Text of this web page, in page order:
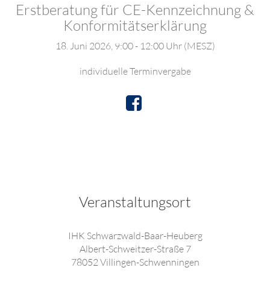
Erstberatung für CE-Kennzeichnung &
Konformitätserklärung
18. Juni 2026, 9:00 - 12:00 Uhr (MESZ)
individuelle Terminvergabe
Veranstaltungsort
IHK Schwarzwald-Baar-Heuberg
Albert-Schweitzer-Straße 7
78052 Villingen-Schwenningen